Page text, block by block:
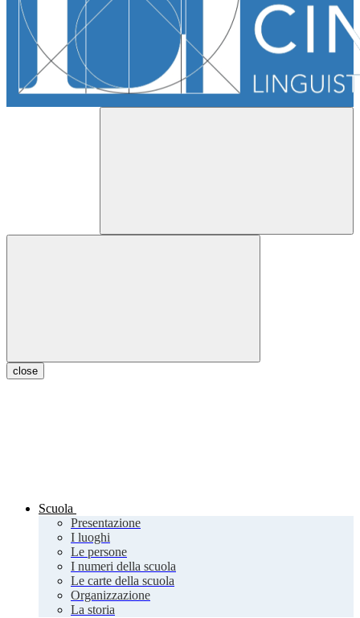
close
Scuola
Presentazione
I luoghi
Le persone
I numeri della scuola
Le carte della scuola
Organizzazione
La storia